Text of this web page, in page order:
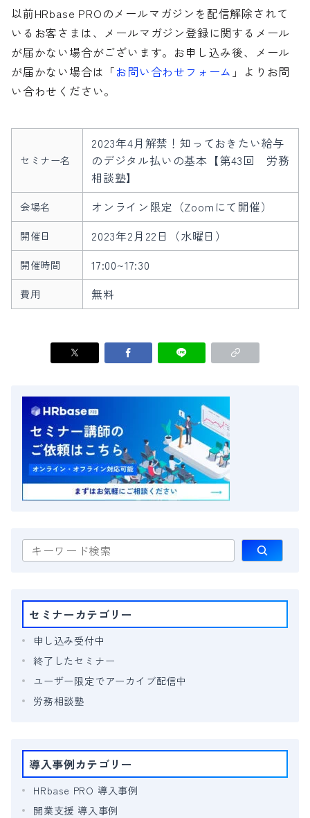
以前HRbase PROのメールマガジンを配信解除されて
いるお客さまは、メールマガジン登録に関するメール
が届かない場合がございます。お申し込み後、メール
が届かない場合は「お問い合わせフォーム 」よりお問
い合わせください。
セミナー一覧へ
セミナー名
2023年4月解禁！知っておきたい給与
のデジタル払いの基本【第43回 労務
相談塾】
会場名 オンライン限定（Zoomにて開催）
開催日 2023年2月22日（水曜日）
開催時間 17:00~17:30
費用 無料
索
セミナーカテゴリー
申し込み受付中
終了したセミナー
ユーザー限定でアーカイブ配信中
労務相談塾
導入事例カテゴリー
HRbase PRO 導入事例
開業支援 導入事例